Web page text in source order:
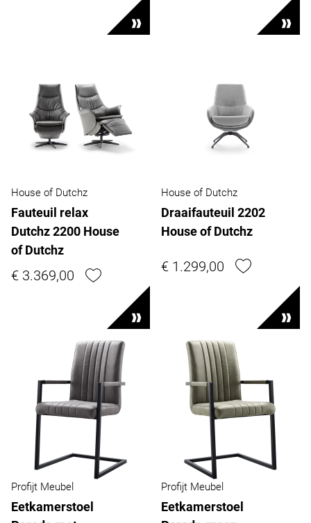
House of Dutchz
Fauteuil relax
Dutchz 2200 House
of Dutchz
€ 3.369,00
House of Dutchz
Draaifauteuil 2202
House of Dutchz
€ 1.299,00
Profijt Meubel
Eetkamerstoel
Profijt Meubel
Eetkamerstoel